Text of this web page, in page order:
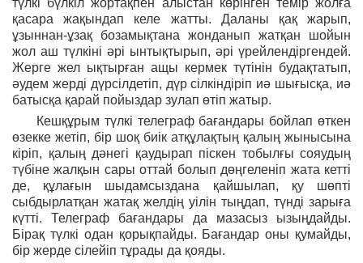
қасара жақындап келе жатты. Даланы қақ жарып,
ұзыннан-ұзақ бозамықтана жонданып жатқан шойын
жол аш түлкіні әрі ынтықтырып, әрі үрейлендіргендей.
Жерге жел ықтырған ащы кермек түтінін будақтатып,
әудем жерді дүрсілдетіп, дүр сілкіндіріп иә шығысқа, иә
батысқа қарай пойыздар зулап өтіп жатыр.
Кешқұрым түлкі телеграф бағандары бойлап өткен
өзекке жетіп, бір шоқ биік атқұлақтың қалың жынысына
кіріп, қалың дәнегі қаудырап піскен тобылғы сояудың
түбіне жалқын сары оттай болып дөңгеленіп жата кетті
де, құлағын шыдамсыздана қайшылап, қу шөпті
сыбдырлатқан жатақ желдің уілін тыңдап, түнді зарыға
күтті. Телеграф бағандары да мазасыз ызыңдайды.
Бірақ түлкі одан қорықпайды. Бағандар оны қумайды,
бір жерде сілейіп тұрады да қояды.